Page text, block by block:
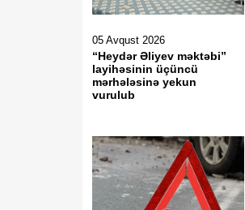
05 Avqust 2026
“Heydər Əliyev məktəbi”
layihəsinin üçüncü
mərhələsinə yekun
vurulub